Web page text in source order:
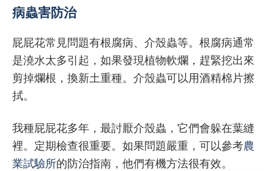
病蟲害防治
屁屁花常見問題有根腐病、介殼蟲等。根腐病通常
是澆水太多引起，如果發現植物軟爛，趕緊挖出來
剪掉爛根，換新土重種。介殼蟲可以用酒精棉片擦
拭。
我種屁屁花多年，最討厭介殼蟲，它們會躲在葉縫
裡。定期檢查很重要。如果問題嚴重，可以參考農
業試驗所的防治指南，他們有機方法很有效。